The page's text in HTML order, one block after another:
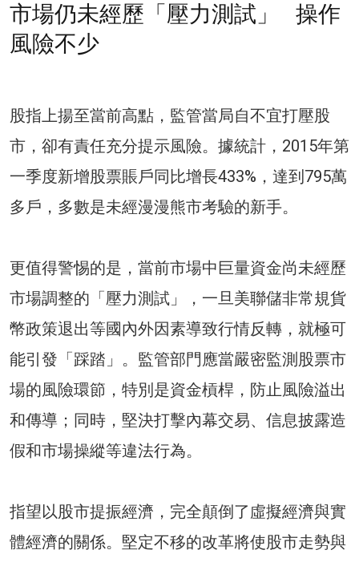
市場仍未經歷「壓力測試」 操作
風險不少
股指上揚至當前高點，監管當局自不宜打壓股
市，卻有責任充分提示風險。據統計，2015年第
一季度新增股票賬戶同比增長433%，達到795萬
多戶，多數是未經漫漫熊市考驗的新手。
更值得警惕的是，當前市場中巨量資金尚未經歷
市場調整的「壓力測試」，一旦美聯儲非常規貨
幣政策退出等國內外因素導致行情反轉，就極可
能引發「踩踏」。監管部門應當嚴密監測股票市
場的風險環節，特別是資金槓桿，防止風險溢出
和傳導；同時，堅決打擊內幕交易、信息披露造
假和市場操縱等違法行為。
指望以股市提振經濟，完全顛倒了虛擬經濟與實
體經濟的關係。堅定不移的改革將使股市走勢與